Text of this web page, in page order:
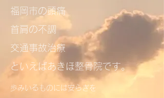
​福岡市の頭痛
首肩の不調
交通事故治療
といえばあきほ整骨院​​です。
歩みいるものには安らぎを